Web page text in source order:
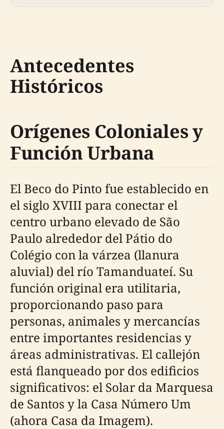
Antecedentes
Históricos
Orígenes Coloniales y
Función Urbana
El Beco do Pinto fue establecido en
el siglo XVIII para conectar el
centro urbano elevado de São
Paulo alrededor del Pátio do
Colégio con la várzea (llanura
aluvial) del río Tamanduateí. Su
función original era utilitaria,
proporcionando paso para
personas, animales y mercancías
entre importantes residencias y
áreas administrativas. El callejón
está flanqueado por dos edificios
significativos: el Solar da Marquesa
de Santos y la Casa Número Um
(ahora Casa da Imagem).